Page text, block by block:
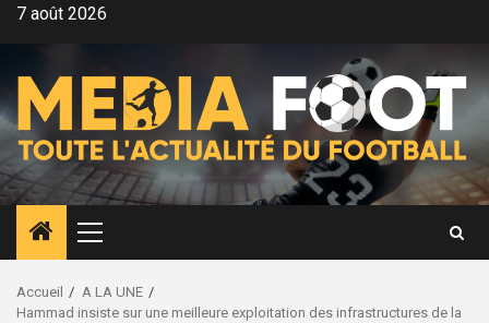
Aller7 août 2026
Menu
principal
Accueil
A LA UNE
Hammad insiste sur une meilleure exploitation des infrastructures de la